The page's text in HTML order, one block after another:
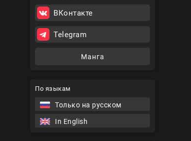
По языкам
Только на русском
In English
ВКонтакте
Telegram
Манга